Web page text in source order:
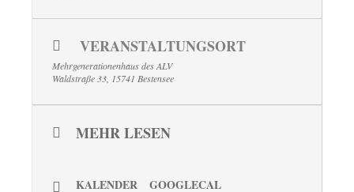
VERANSTALTUNGSORT
Mehrgenerationenhaus des ALV
Waldstraße 33, 15741 Bestensee
MEHR LESEN
KALENDER GOOGLECAL